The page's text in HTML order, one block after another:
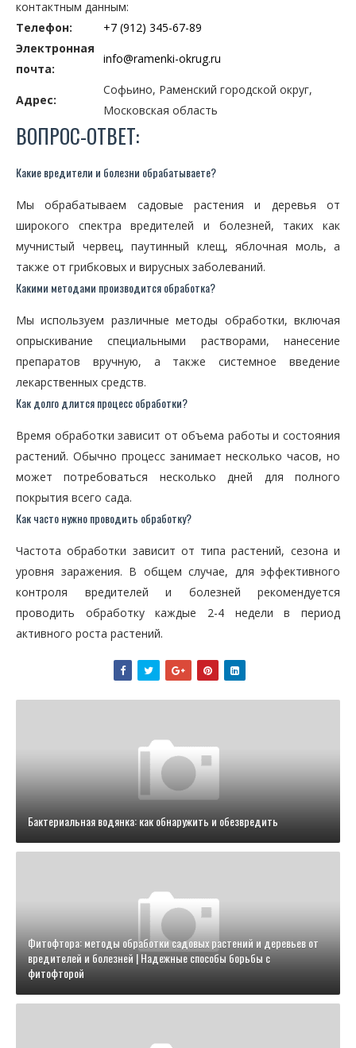
контактным данным:
Телефон:
+7 (912) 345-67-89
Электронная
почта:
info@ramenki-okrug.ru
Адрес:
Софьино, Раменский городской округ,
Московская область
ВОПРОС-ОТВЕТ:
Какие вредители и болезни обрабатываете?
Мы обрабатываем садовые растения и деревья от
широкого спектра вредителей и болезней, таких как
мучнистый червец, паутинный клещ, яблочная моль, а
также от грибковых и вирусных заболеваний.
Какими методами производится обработка?
Мы используем различные методы обработки, включая
опрыскивание специальными растворами, нанесение
препаратов вручную, а также системное введение
лекарственных средств.
Как долго длится процесс обработки?
Время обработки зависит от объема работы и состояния
растений. Обычно процесс занимает несколько часов, но
может потребоваться несколько дней для полного
покрытия всего сада.
Как часто нужно проводить обработку?
Частота обработки зависит от типа растений, сезона и
уровня заражения. В общем случае, для эффективного
контроля вредителей и болезней рекомендуется
проводить обработку каждые 2-4 недели в период
активного роста растений.
Бактериальная водянка: как обнаружить и обезвредить
Фитофтора: методы обработки садовых растений и деревьев от
вредителей и болезней | Надежные способы борьбы с
фитофторой